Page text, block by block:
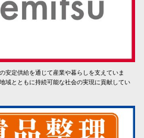
安定供給を通じて産業や暮らしを支えていま
域とともに持続可能な社会の実現に貢献してい